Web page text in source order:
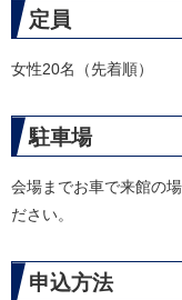
定員
女性20名（先着順）
駐車場
会場までお車で来館の
ださい。
申込方法